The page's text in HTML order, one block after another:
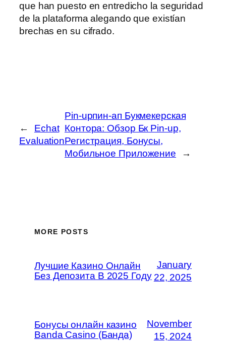
que han puesto en entredicho la seguridad
de la plataforma alegando que existían
brechas en su cifrado.
←
Echat
Evaluation
Pin-upпин-ап Букмекерская
Контора: Обзор Бк Pin-up,
Регистрация, Бонусы,
Мобильное Приложение
→
MORE POSTS
Лучшие Казино Онлайн
Без Депозита В 2025 Году
January
22, 2025
Бонусы онлайн казино
Banda Casino (Банда)
November
15, 2024